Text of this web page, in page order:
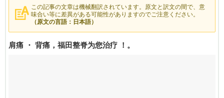
この記事の文章は機械翻訳されています。原文と訳文の間で、意
味合い等に差異がある可能性がありますのでご注意ください。
（原文の言語：日本語）
肩痛 ・ 背痛，福田整脊为您治疗 ！。